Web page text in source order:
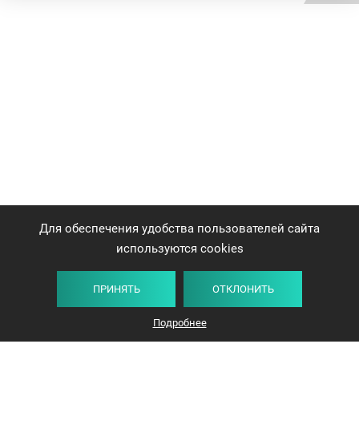
Для обеспечения удобства пользователей сайта
используются cookies
ПРИНЯТЬ ОТКЛОНИТЬ
Подробнее